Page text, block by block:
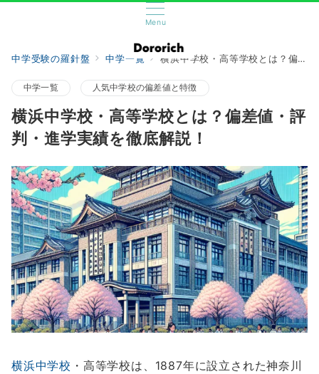
Menu
中学受験の羅針盤 中学一覧 横浜中学校・高等学校とは？偏差値・評判・進学実績を徹底解説！
中学一覧 人気中学校の偏差値と特徴
横浜中学校・高等学校とは？偏差値・評
判・進学実績を徹底解説！
横浜中学校 ・高等学校は、1887年に設立された神奈川